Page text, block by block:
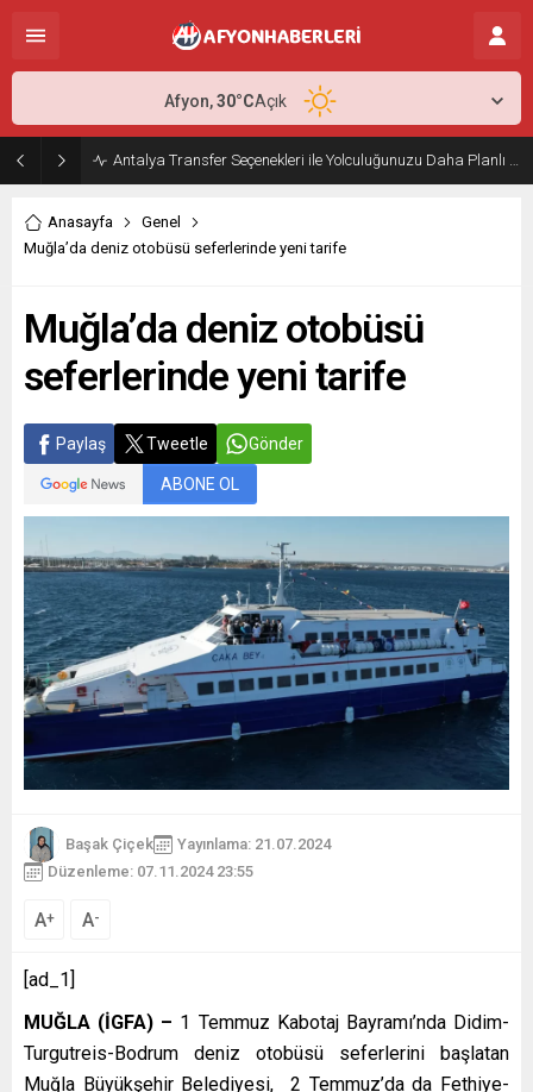
Antalya Transfer Seçenekleri ile Yolculuğunuzu Daha Planlı Hale Getirin
Afyon,30°CAçık
Anasayfa
Genel
Muğla’da deniz otobüsü seferlerinde yeni tarife
Muğla’da deniz otobüsü
seferlerinde yeni tarife
Paylaş Tweetle Gönder
ABONE OL
Başak Çiçek
Yayınlama: 21.07.2024
Düzenleme: 07.11.2024 23:55
A+ A-
[ad_1]
MUĞLA (İGFA) – 1 Temmuz Kabotaj Bayramı’nda Didim-
Turgutreis-Bodrum deniz otobüsü seferlerini başlatan
Muğla Büyükşehir Belediyesi, 2 Temmuz’da da Fethiye-